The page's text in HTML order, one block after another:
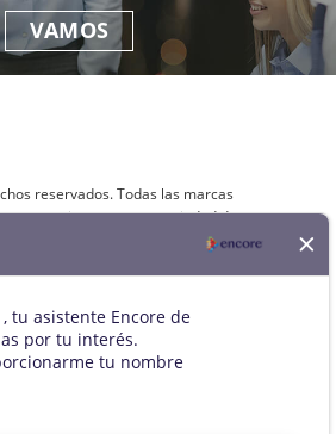
VAMOS
reservados. Todas las marcas
se mantienen como propiedad de sus
los solicitantes cualificados serán
veterano, edad, estado civil,
o cualquier otra condición